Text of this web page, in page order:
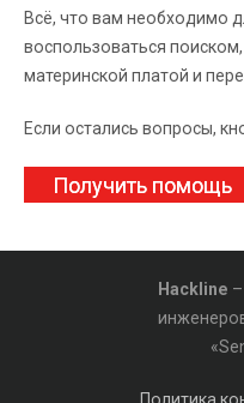
Всё, что вам необходимо
воспользоваться
материнской платой и
Если остались вопросы,
Получить помощь
Hackline